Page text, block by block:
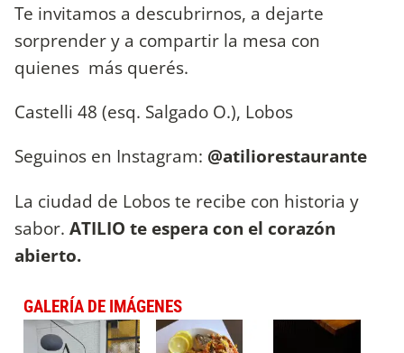
Te invitamos a descubrirnos, a dejarte
sorprender y a compartir la mesa con
quienes más querés.
Castelli 48 (esq. Salgado O.), Lobos
Seguinos en Instagram: @atiliorestaurante
La ciudad de Lobos te recibe con historia y
sabor. ATILIO te espera con el corazón
abierto.
GALERÍA DE IMÁGENES